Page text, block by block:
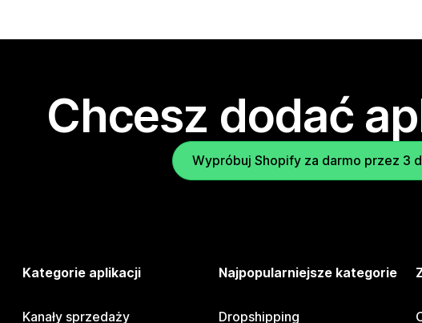
Chcesz dodać
Wypróbuj Shopify za darmo przez 3
Kategorie aplikacji
Kanały sprzedaży
Najpopularniejsze kategorie
Dropshipping